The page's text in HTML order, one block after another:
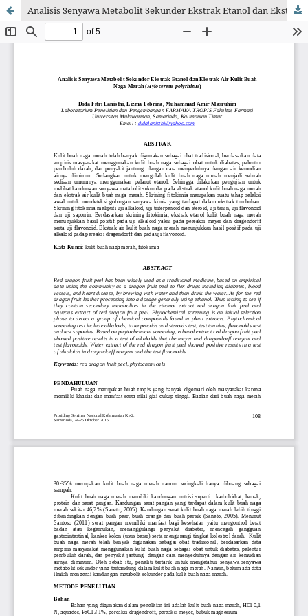
Analisis Senyawa Metabolit Sekunder Ekstrak Etanol dan Ekstrak Air Kulit Buah Naga Merah (Hylocereus polyrhizus)